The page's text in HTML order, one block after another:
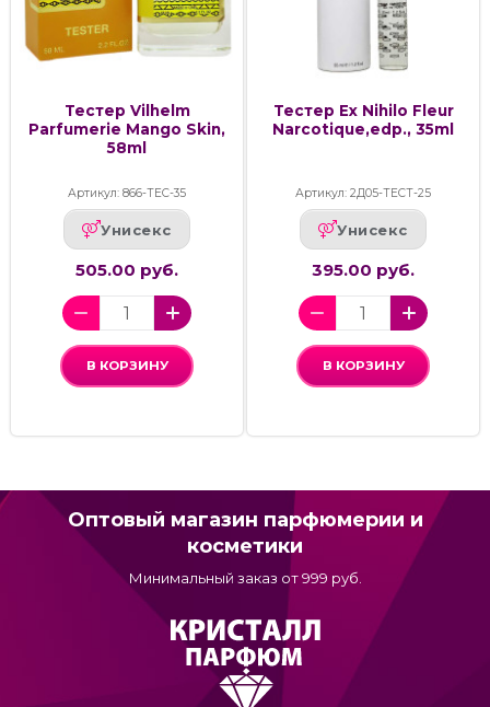
Тестер Vilhelm
Parfumerie Mango Skin,
58ml
Артикул: 866-ТЕС-35
Унисекс
505.00 руб.
В КОРЗИНУ
Тестер Ex Nihilo Fleur
Narcotique,edp., 35ml
Артикул: 2Д05-ТЕСТ-25
Унисекс
395.00 руб.
В КОРЗИНУ
Оптовый магазин парфюмерии и
косметики
Минимальный заказ от 999 руб.